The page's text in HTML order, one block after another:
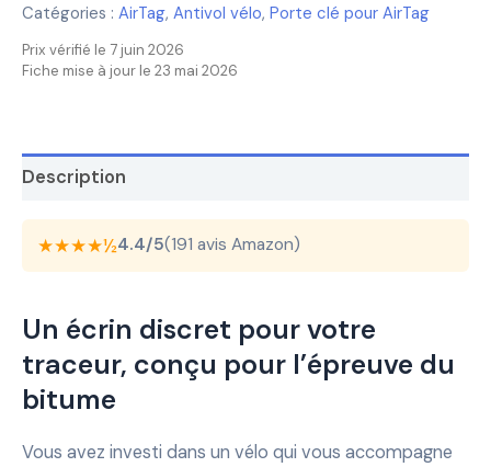
Catégories : AirTag, Antivol vélo, Porte clé pour AirTag
Prix vérifié le 7 juin 2026
Fiche mise à jour le 23 mai 2026
Description
★★★★½4.4/5(191 avis Amazon)
Un écrin discret pour votre
traceur, conçu pour l’épreuve du
bitume
Vous avez investi dans un vélo qui vous accompagne